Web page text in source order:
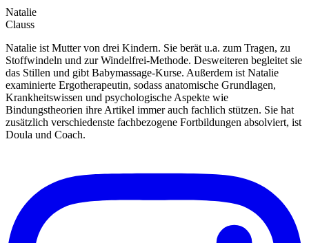
Natalie
Clauss
Natalie ist Mutter von drei Kindern. Sie berät u.a. zum Tragen, zu
Stoffwindeln und zur Windelfrei-Methode. Desweiteren begleitet sie
das Stillen und gibt Babymassage-Kurse. Außerdem ist Natalie
examinierte Ergotherapeutin, sodass anatomische Grundlagen,
Krankheitswissen und psychologische Aspekte wie
Bindungstheorien ihre Artikel immer auch fachlich stützen. Sie hat
zusätzlich verschiedenste fachbezogene Fortbildungen absolviert, ist
Doula und Coach.